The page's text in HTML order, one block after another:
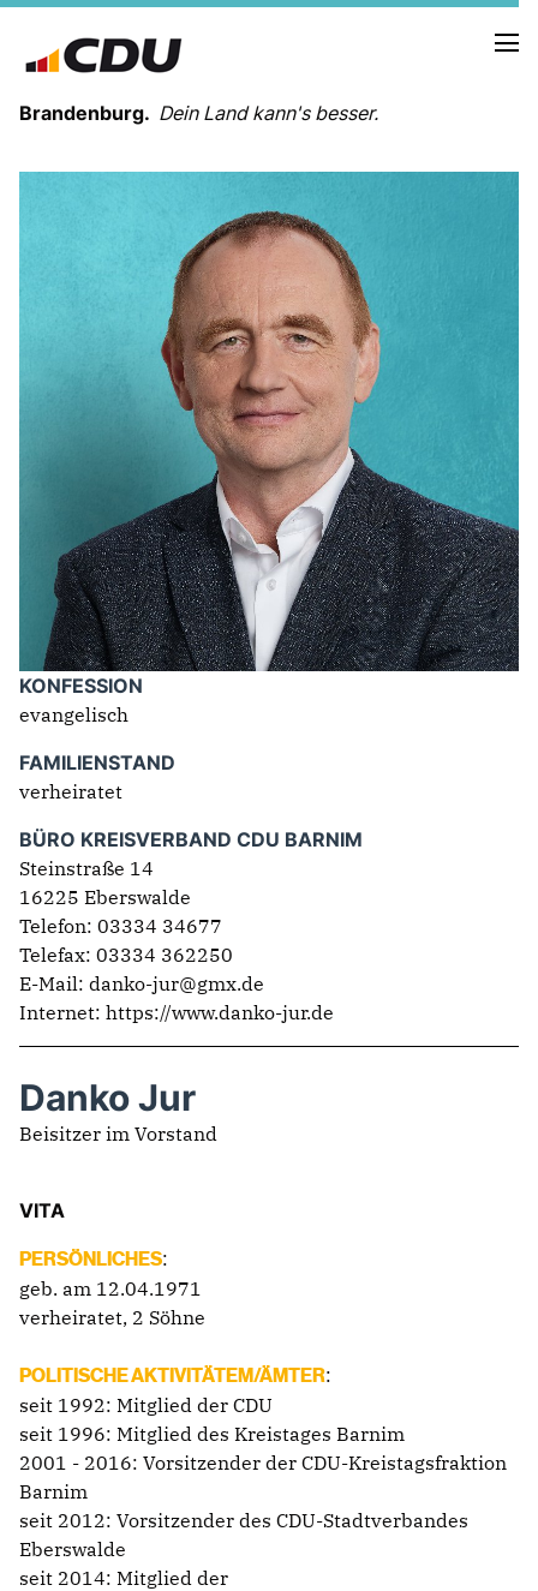
Brandenburg. Dein Land kann's besser.
TERMINE
LANDESVORSTAND
LANDESGESCHÄFTSSTELLE
ORGANISATION
KREISVERBÄNDE
VEREINIGUNGEN UND SONDERORGANISATIONEN
LANDESFACHAUSSCHÜSSE
SATZUNG
PARTEIGESCHICHTE
PARTEIGERICHT
IM LANDTAG
IN DER LANDESREGIERUNG
IM BUNDESTAG
PROGRAMME
WICHTIGE BESCHLÜSSE DER CDU BRANDENBURG
75 JAHRE CDU BRANDENBURG
SPENDEN
KONFESSION
evangelisch
FAMILIENSTAND
verheiratet
BÜRO KREISVERBAND CDU BARNIM
Steinstraße 14
16225 Eberswalde
Telefon: 03334 34677
Telefax: 03334 362250
E-Mail: danko-jur@gmx.de
Internet: https://www.danko-jur.de
Danko Jur
Beisitzer im Vorstand
VITA
PERSÖNLICHES:
geb. am 12.04.1971
verheiratet, 2 Söhne
POLITISCHE AKTIVITÄTEM/ÄMTER:
seit 1992: Mitglied der CDU
seit 1996: Mitglied des Kreistages Barnim
2001 - 2016: Vorsitzender der CDU-Kreistagsfraktion
Barnim
seit 2012: Vorsitzender des CDU-Stadtverbandes
Eberswalde
seit 2014: Mitglied der